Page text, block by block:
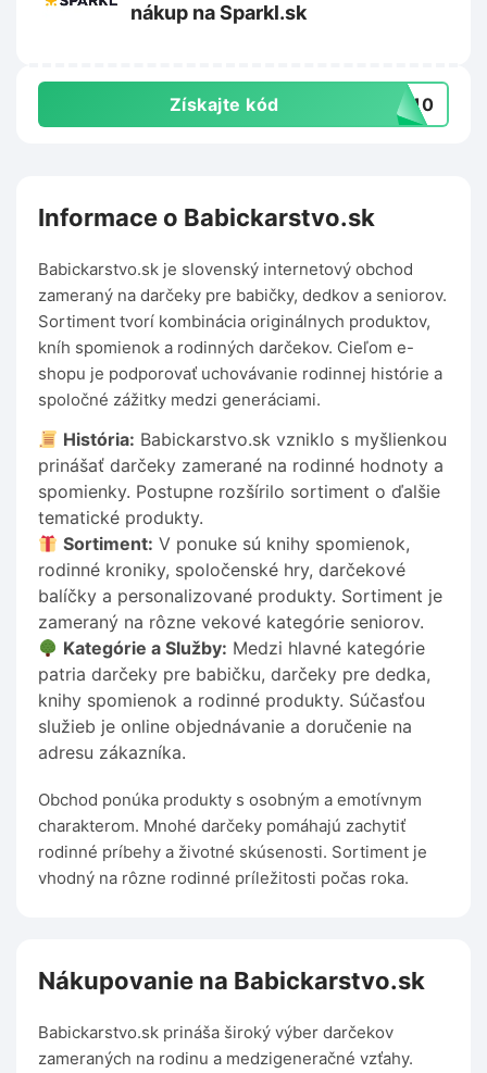
nákup na Sparkl.sk
Získajte kód RT10
Informace o Babickarstvo.sk
Babickarstvo.sk je slovenský internetový obchod
zameraný na darčeky pre babičky, dedkov a seniorov.
Sortiment tvorí kombinácia originálnych produktov,
kníh spomienok a rodinných darčekov. Cieľom e-
shopu je podporovať uchovávanie rodinnej histórie a
spoločné zážitky medzi generáciami.
História: Babickarstvo.sk vzniklo s myšlienkou
prinášať darčeky zamerané na rodinné hodnoty a
spomienky. Postupne rozšírilo sortiment o ďalšie
tematické produkty.
Sortiment: V ponuke sú knihy spomienok,
rodinné kroniky, spoločenské hry, darčekové
balíčky a personalizované produkty. Sortiment je
zameraný na rôzne vekové kategórie seniorov.
Kategórie a Služby: Medzi hlavné kategórie
patria darčeky pre babičku, darčeky pre dedka,
knihy spomienok a rodinné produkty. Súčasťou
služieb je online objednávanie a doručenie na
adresu zákazníka.
Obchod ponúka produkty s osobným a emotívnym
charakterom. Mnohé darčeky pomáhajú zachytiť
rodinné príbehy a životné skúsenosti. Sortiment je
vhodný na rôzne rodinné príležitosti počas roka.
Nákupovanie na Babickarstvo.sk
Babickarstvo.sk prináša široký výber darčekov
zameraných na rodinu a medzigeneračné vzťahy.